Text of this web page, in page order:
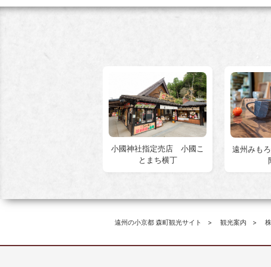
小國神社指定売店 小國こ
とまち横丁
遠州みも
遠州の小京都 森町観光サイト 観光案内